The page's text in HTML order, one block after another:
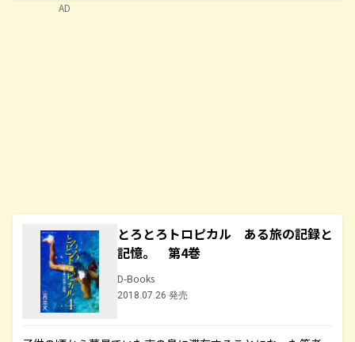
とろとろトロピカル ある旅の記録と
記憶。 第4巻
D-Books
2018.07.26 発売
AD